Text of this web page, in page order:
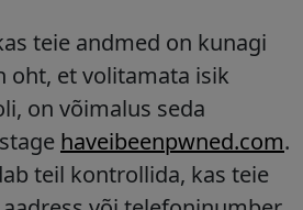
teie andmed on kunagi
oht, et volitamata isik
on võimalus seda
haveibeenpwned.com.
teil kontrollida, kas teie